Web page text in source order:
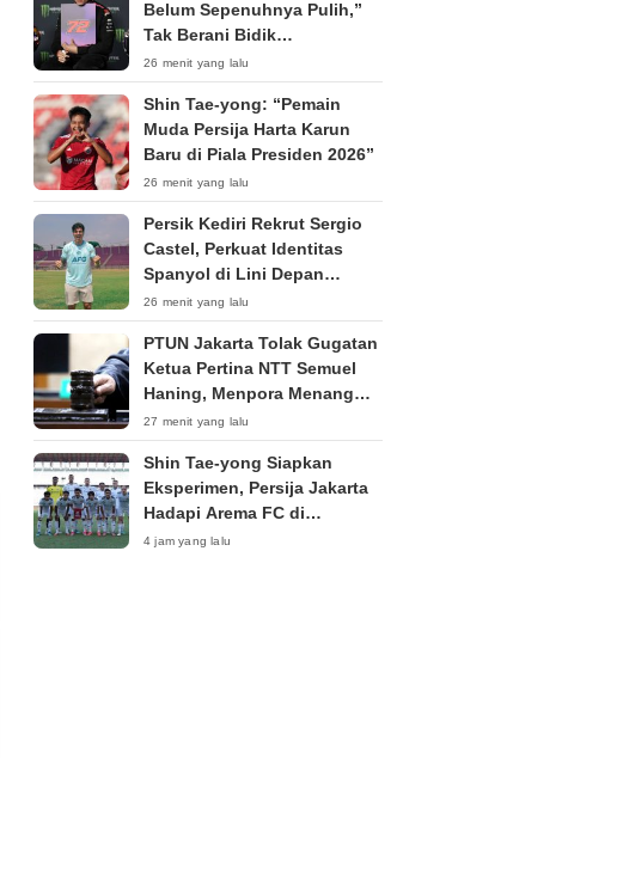
Belum Sepenuhnya Pulih,”
Tak Berani Bidik
Kemenangan di Silverstone
26 menit yang lalu
Shin Tae-yong: “Pemain
Muda Persija Harta Karun
Baru di Piala Presiden 2026”
26 menit yang lalu
Persik Kediri Rekrut Sergio
Castel, Perkuat Identitas
Spanyol di Lini Depan
Menjelang Super League
2026/27
26 menit yang lalu
PTUN Jakarta Tolak Gugatan
Ketua Pertina NTT Semuel
Haning, Menpora Menang
Eksepsi Kompetensi Absolut
27 menit yang lalu
Shin Tae-yong Siapkan
Eksperimen, Persija Jakarta
Hadapi Arema FC di
Perebutan Peringkat Tiga
4 jam yang lalu